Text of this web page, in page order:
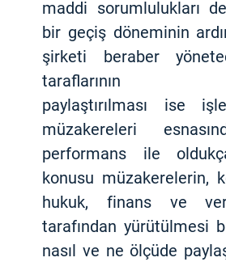
maddi sorumlulukları
bir geçiş döneminin
şirketi beraber
taraflarının
paylaştırılması ise
müzakereleri
performans ile
konusu müzakerelerin,
hukuk, finans ve
tarafından yürütülmesi
nasıl ve ne ölçüde